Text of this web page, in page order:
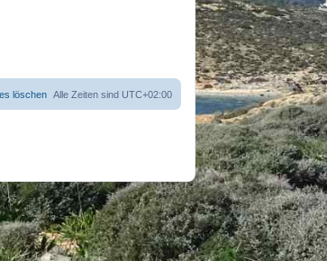
Alle Zeiten sind UTC+02:00
löschen